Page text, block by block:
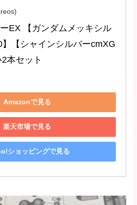
EX 【ガンダムメッキシル
【シャインシルバーcmXG
本セット
Amazonで見る
楽天市場で見る
ショッピングで見る